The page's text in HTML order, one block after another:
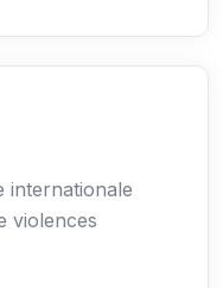
internationale
violences